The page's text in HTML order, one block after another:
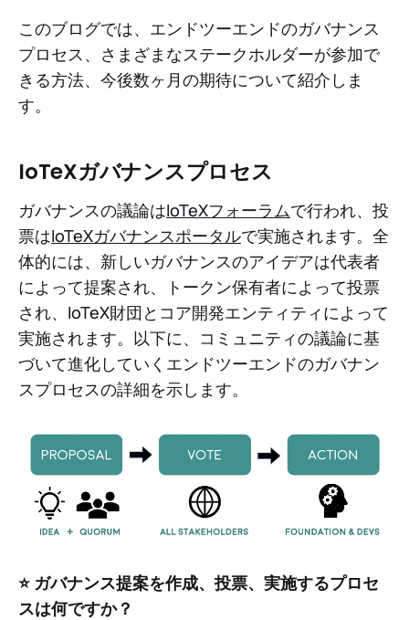
このブログでは、エンドツーエンドのガバナンス
プロセス、さまざまなステークホルダーが参加で
きる方法、今後数ヶ月の期待について紹介しま
す。
IoTeXガバナンスプロセス
ガバナンスの議論はIoTeXフォーラムで行われ、投
票はIoTeXガバナンスポータルで実施されます。全
体的には、新しいガバナンスのアイデアは代表者
によって提案され、トークン保有者によって投票
され、IoTeX財団とコア開発エンティティによって
実施されます。以下に、コミュニティの議論に基
づいて進化していくエンドツーエンドのガバナン
スプロセスの詳細を示します。
⭐️ ガバナンス提案を作成、投票、実施するプロセ
スは何ですか？